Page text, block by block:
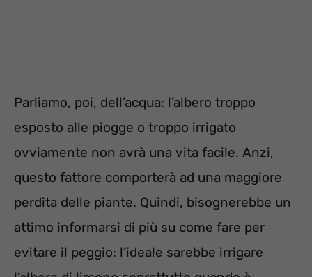
Parliamo, poi, dell’acqua: l’albero troppo
esposto alle piogge o troppo irrigato
ovviamente non avrà una vita facile. Anzi,
questo fattore comporterà ad una maggiore
perdita delle piante. Quindi, bisognerebbe un
attimo informarsi di più su come fare per
evitare il peggio: l’ideale sarebbe irrigare